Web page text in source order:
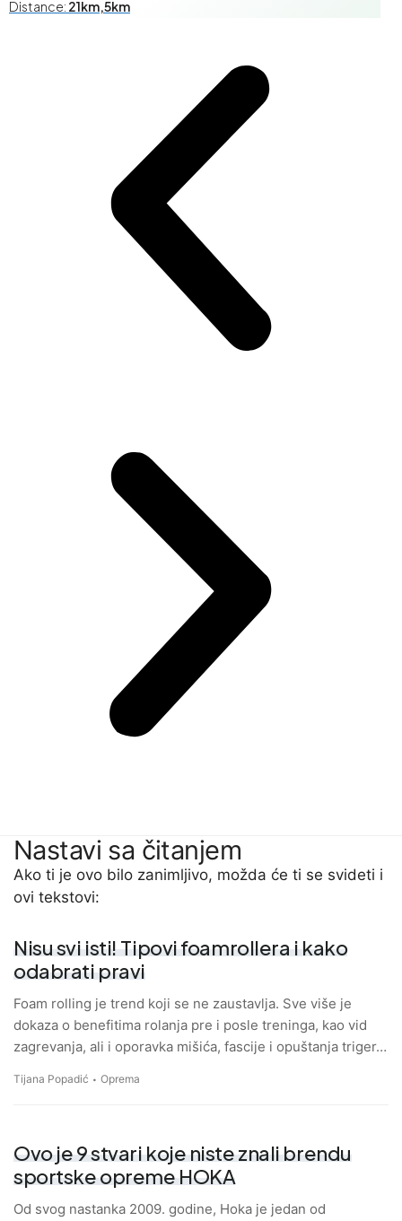
Distance: 21km,5km
Nastavi sa čitanjem
Ako ti je ovo bilo zanimljivo, možda će ti se svideti i
ovi tekstovi:
Nisu svi isti! Tipovi foamrollera i kako
odabrati pravi
Foam rolling je trend koji se ne zaustavlja. Sve više je
dokaza o benefitima rolanja pre i posle treninga, kao vid
zagrevanja, ali i oporavka mišića, fascije i opuštanja triger…
Tijana Popadić Oprema
Ovo je 9 stvari koje niste znali brendu
sportske opreme HOKA
Od svog nastanka 2009. godine, Hoka je jedan od